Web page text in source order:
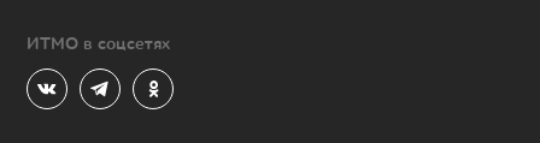
ИТМО в соцсетях